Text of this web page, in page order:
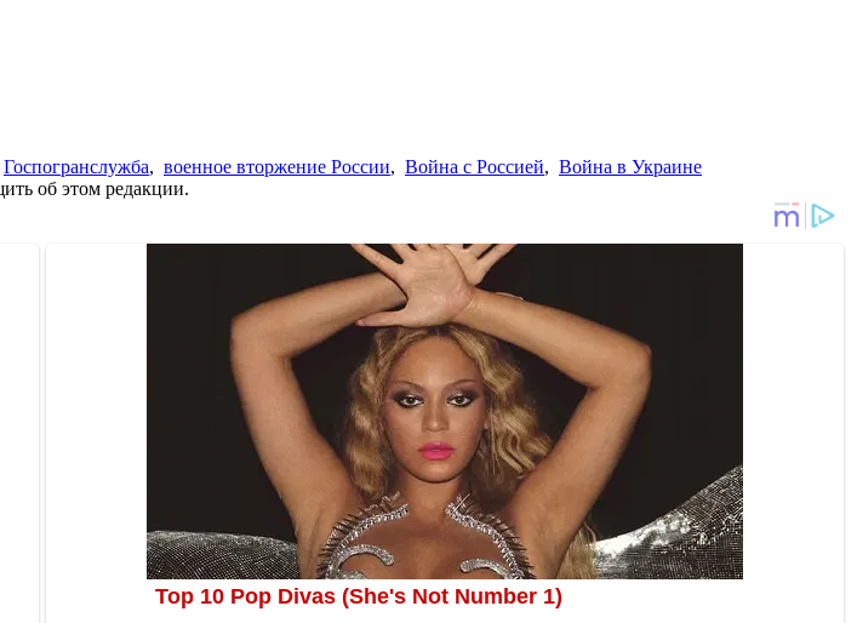
Госпогранслужба, военное вторжение России, Война с Россией, Война в Украине
об этом редакции.